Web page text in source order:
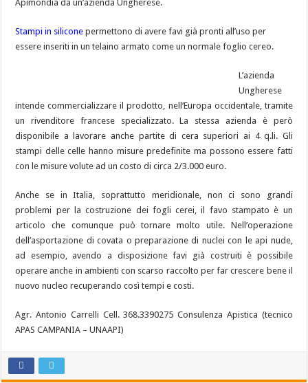
Apimondia da un’azienda Ungherese.
Stampi in silicone permettono di avere favi già pronti all’uso per
essere inseriti in un telaino armato come un normale foglio cereo.
L’azienda
Ungherese
intende commercializzare il prodotto, nell’Europa occidentale, tramite
un rivenditore francese specializzato. La stessa azienda è però
disponibile a lavorare anche partite di cera superiori ai 4 q.li. Gli
stampi delle celle hanno misure predefinite ma possono essere fatti
con le misure volute ad un costo di circa 2/3.000 euro.
Anche se in Italia, soprattutto meridionale, non ci sono grandi
problemi per la costruzione dei fogli cerei, il favo stampato è un
articolo che comunque può tornare molto utile. Nell’operazione
dell’asportazione di covata o preparazione di nuclei con le api nude,
ad esempio, avendo a disposizione favi già costruiti è possibile
operare anche in ambienti con scarso raccolto per far crescere bene il
nuovo nucleo recuperando così tempi e costi.
Agr. Antonio Carrelli Cell. 368.3390275 Consulenza Apistica (tecnico
APAS CAMPANIA – UNAAPI)